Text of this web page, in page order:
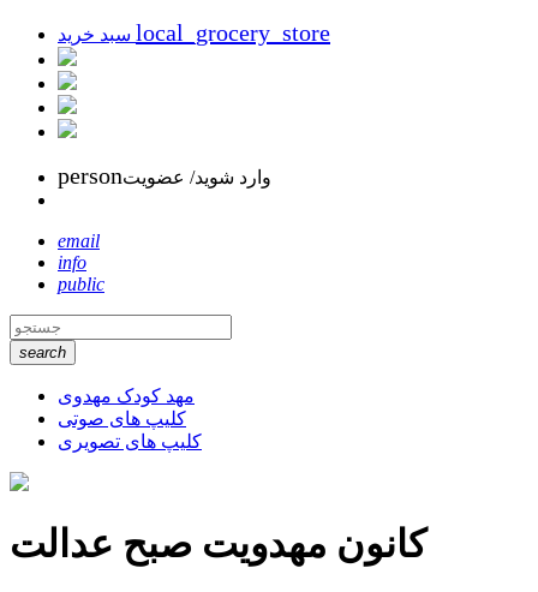
local_grocery_store
personوارد شوید/ عضویت
email
info
public
search
مهد کودک مهدوی
کلیپ های صوتی
کلیپ های تصویری
کانون مهدویت صبح عدالت